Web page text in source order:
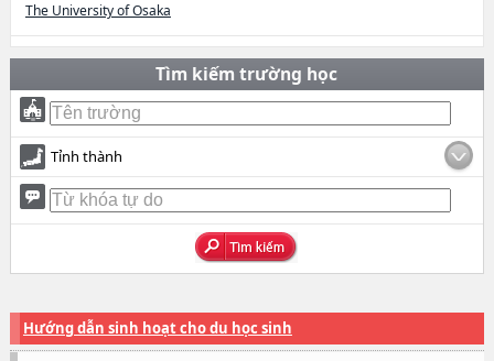
The University of Osaka
Tìm kiếm trường học
Tỉnh thành
Hướng dẫn sinh hoạt cho du học sinh